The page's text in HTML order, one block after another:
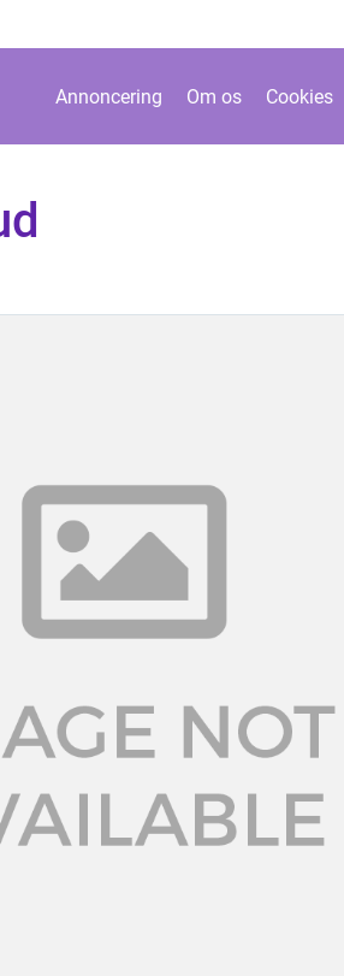
Annoncering Om os Cookies